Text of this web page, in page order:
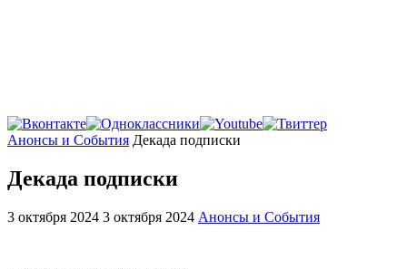
Главная
Анонсы и События Декада подписки
Декада подписки
3 октября 2024 3 октября 2024 Анонсы и События